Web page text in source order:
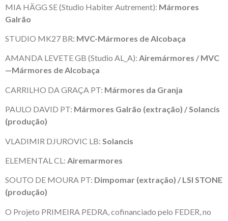
MIA HÄGG SE (Studio Habiter Autrement): Mármores
Galrão
STUDIO MK27 BR: MVC-Mármores de Alcobaça
AMANDA LEVETE GB (Studio AL_A): Airemármores / MVC
—Mármores de Alcobaça
CARRILHO DA GRAÇA PT: Mármores da Granja
PAULO DAVID PT: Mármores Galrão (extração) / Solancis
(produção)
VLADIMIR DJUROVIC LB: Solancis
ELEMENTAL CL: Airemarmores
SOUTO DE MOURA PT: Dimpomar (extração) / LSI STONE
(produção)
O Projeto PRIMEIRA PEDRA, cofinanciado pelo FEDER, no